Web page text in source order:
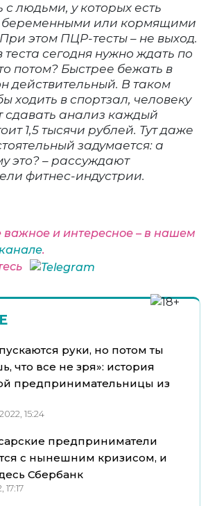
с людьми, у которых есть
беременными или кормящими
этом ПЦР-тесты – не выход.
теста сегодня нужно ждать по
потом? Быстрее бежать в
действительный. В таком
ходить в спортзал, человеку
сдавать анализ каждый
1,5 тысячи рублей. Тут даже
задумается: а
это? – рассуждают
фитнес-индустрии.
важное и интересное – в нашем
.
руки, но потом ты
что все не зря»: история
предпринимательницы из
15:24
предприниматели
с нынешним кризисом, и
Сбербанк